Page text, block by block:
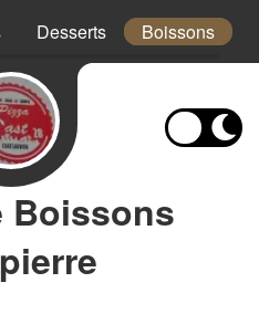
Desserts Boissons
Boissons